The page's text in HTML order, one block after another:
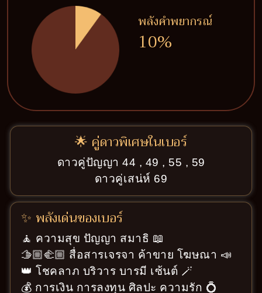
พลังคำพยากรณ์
10%
🌟 คู่ดาวพิเศษในเบอร์
ดาวคู่ปัญญา 44 , 49 , 55 , 59
ดาวคู่เสน่ห์ 69
✨ พลังเด่นของเบอร์
🧘 ความสุข ปัญญา สมาธิ 📖
🫱🏼‍🫲🏼 สื่อสารเจรจา ค้าขาย โฆษณา 📣
👑 โชคลาภ บริวาร บารมี เซ้นต์ 🪄
💰 การเงิน การลงทุน ศิลปะ ความรัก 💍